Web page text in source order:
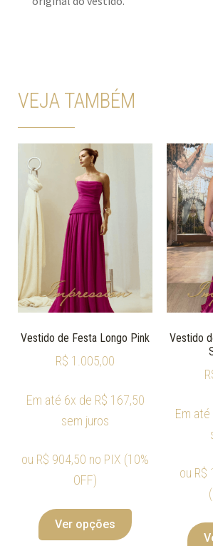
VEJA TAMBÉM
Vestido de Festa Longo Pink
R$ 1.005,00
Em até 6x de R$ 167,50
sem juros
ou R$ 904,50 no PIX (10%
OFF)
Ver opções
Vestido
Em
ou R$